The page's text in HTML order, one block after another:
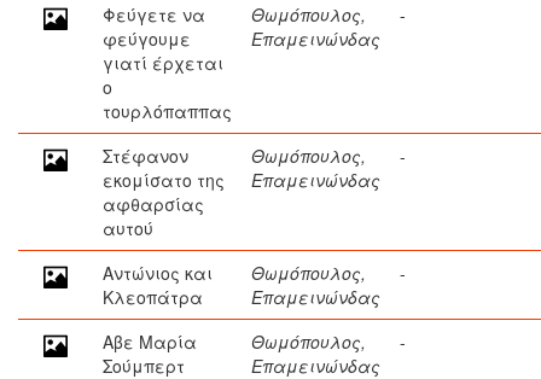
Φεύγετε να
φεύγουμε
γιατί έρχεται
ο
τουρλόπαππας
Θωμόπουλος,
Επαμεινώνδας
-
Στέφανον
εκομίσατο της
αφθαρσίας
αυτού
Θωμόπουλος,
Επαμεινώνδας
-
Αντώνιος και
Κλεοπάτρα
Θωμόπουλος,
Επαμεινώνδας
-
Αβε Μαρία
Σούμπερτ
Θωμόπουλος,
Επαμεινώνδας
-